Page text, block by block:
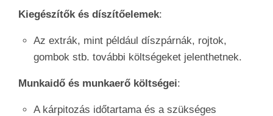
Kiegészítők és díszítőelemek:
Az extrák, mint például díszpárnák, rojtok,
gombok stb. további költségeket jelenthetnek.
Munkaidő és munkaerő költségei:
A kárpitozás időtartama és a szükséges